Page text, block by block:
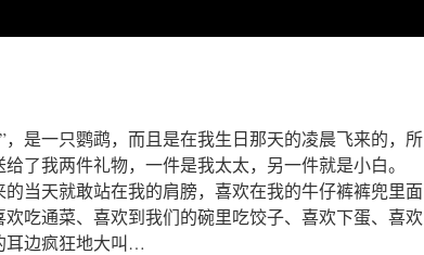
，是一只鹦鹉，而且是在我生日那天的凌晨飞来的，所
了我两件礼物，一件是我太太，另一件就是小白。
当天就敢站在我的肩膀，喜欢在我的牛仔裤裤兜里面
吃通菜、喜欢到我们的碗里吃饺子、喜欢下蛋、喜欢
耳边疯狂地大叫…